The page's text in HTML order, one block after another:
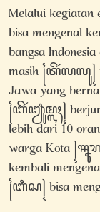
Melalui
bisa mengenal
bangsa
masih ꧌ꦠꦼꦂꦭꦭꦸ꧍
Jawa yang
꧌ꦧꦼꦂꦙꦸꦩ꧀ꦭꦃ꧍
lebih dari 10
warga Kota
kembali
꧌ꦧꦶꦱ꧍ bisa